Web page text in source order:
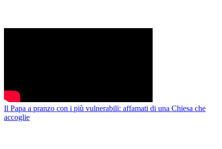
Il Papa a pranzo con i più vulnerabili: affamati di una Chiesa che
accoglie